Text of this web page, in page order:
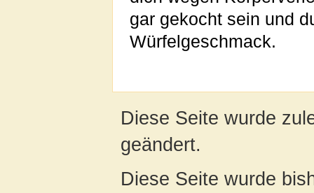
gar gekocht sein und
Würfelgeschmack.
Diese Seite wurde
geändert.
Diese Seite wurde